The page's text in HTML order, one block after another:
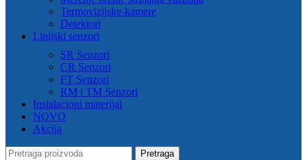
Termovizijske-kamere
Detektori
Linijski senzori
SR Senzori
CR Senzori
FT Senzori
RM i TM Senzori
Instalacioni materijal
NOVO
Akcija
Pretraga